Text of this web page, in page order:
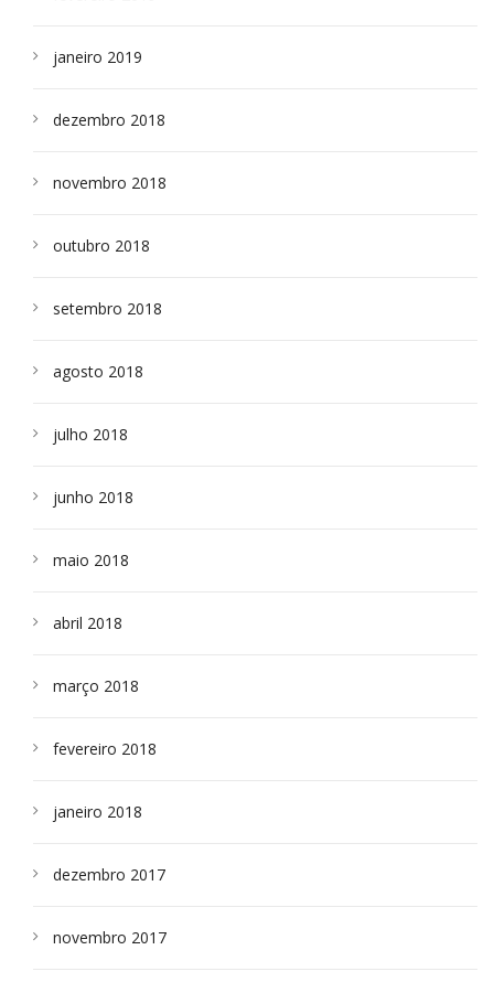
janeiro 2019
dezembro 2018
novembro 2018
outubro 2018
setembro 2018
agosto 2018
julho 2018
junho 2018
maio 2018
abril 2018
março 2018
fevereiro 2018
janeiro 2018
dezembro 2017
novembro 2017